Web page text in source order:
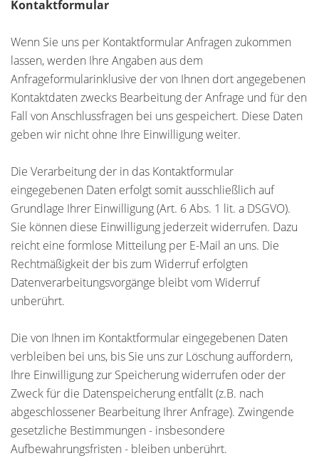
Kontaktformular
Wenn Sie uns per Kontaktformular Anfragen zukommen
lassen, werden Ihre Angaben aus dem
Anfrageformularinklusive der von Ihnen dort angegebenen
Kontaktdaten zwecks Bearbeitung der Anfrage und für den
Fall von Anschlussfragen bei uns gespeichert. Diese Daten
geben wir nicht ohne Ihre Einwilligung weiter.
Die Verarbeitung der in das Kontaktformular
eingegebenen Daten erfolgt somit ausschließlich auf
Grundlage Ihrer Einwilligung (Art. 6 Abs. 1 lit. a DSGVO).
Sie können diese Einwilligung jederzeit widerrufen. Dazu
reicht eine formlose Mitteilung per E-Mail an uns. Die
Rechtmäßigkeit der bis zum Widerruf erfolgten
Datenverarbeitungsvorgänge bleibt vom Widerruf
unberührt.
Die von Ihnen im Kontaktformular eingegebenen Daten
verbleiben bei uns, bis Sie uns zur Löschung auffordern,
Ihre Einwilligung zur Speicherung widerrufen oder der
Zweck für die Datenspeicherung entfällt (z.B. nach
abgeschlossener Bearbeitung Ihrer Anfrage). Zwingende
gesetzliche Bestimmungen - insbesondere
Aufbewahrungsfristen - bleiben unberührt.